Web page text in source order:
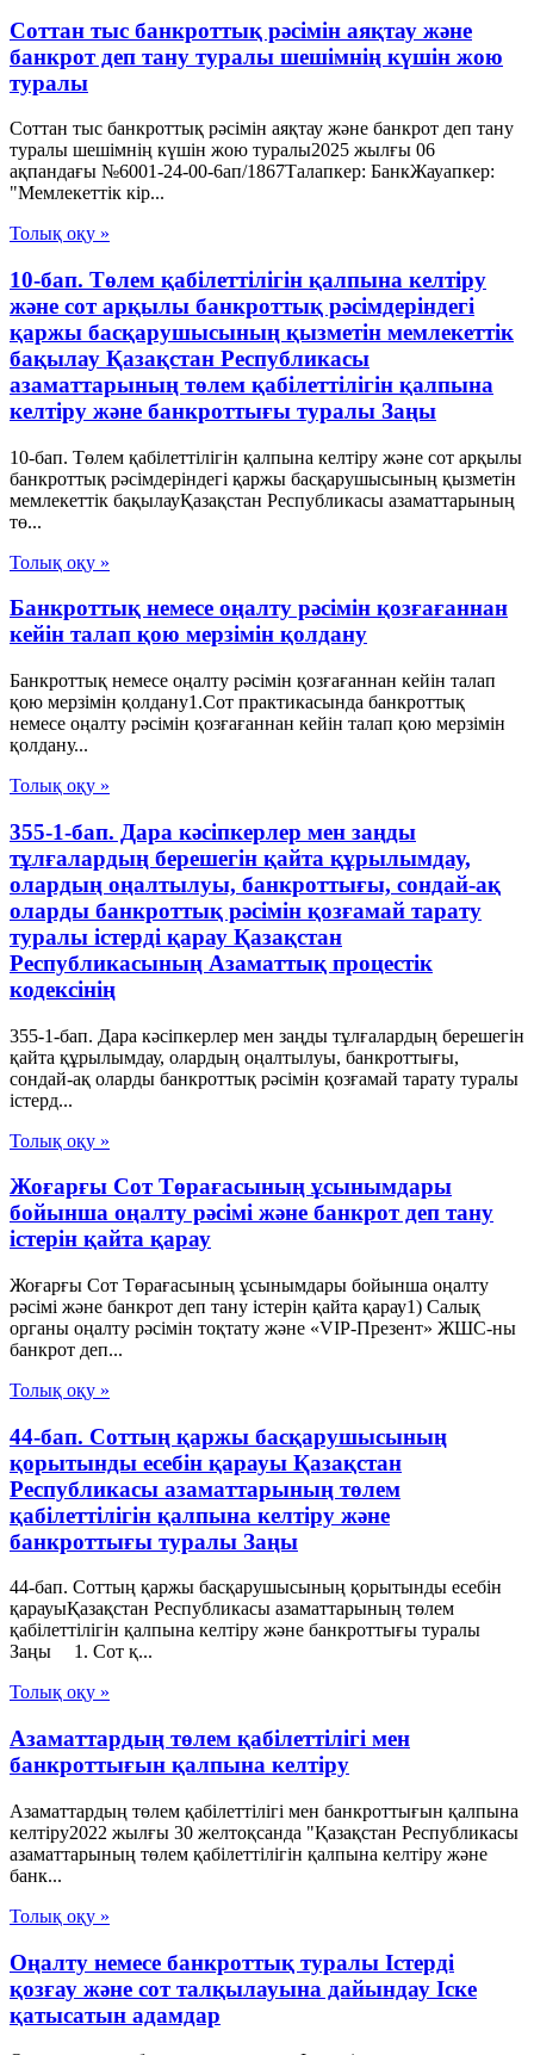
Соттан тыс банкроттық рәсімін аяқтау және
банкрот деп тану туралы шешімнің күшін жою
туралы
Соттан тыс банкроттық рәсімін аяқтау және банкрот деп тану
туралы шешімнің күшін жою туралы2025 жылғы 06
ақпандағы №6001-24-00-6ап/1867Талапкер: БанкЖауапкер:
"Мемлекеттік кір...
Толық оқу »
10-бап. Төлем қабілеттілігін қалпына келтіру
және сот арқылы банкроттық рәсімдеріндегі
қаржы басқарушысының қызметін мемлекеттік
бақылау Қазақстан Республикасы
азаматтарының төлем қабілеттілігін қалпына
келтіру және банкроттығы туралы Заңы
10-бап. Төлем қабілеттілігін қалпына келтіру және сот арқылы
банкроттық рәсімдеріндегі қаржы басқарушысының қызметін
мемлекеттік бақылауҚазақстан Республикасы азаматтарының
тө...
Толық оқу »
Банкроттық немесе оңалту рәсімін қозғағаннан
кейін талап қою мерзімін қолдану
Банкроттық немесе оңалту рәсімін қозғағаннан кейін талап
қою мерзімін қолдану1.Сот практикасында банкроттық
немесе оңалту рәсімін қозғағаннан кейін талап қою мерзімін
қолдану...
Толық оқу »
355-1-бап. Дара кәсіпкерлер мен заңды
тұлғалардың берешегін қайта құрылымдау,
олардың оңалтылуы, банкроттығы, сондай-ақ
оларды банкроттық рәсімін қозғамай тарату
туралы істерді қарау Қазақстан
Республикасының Азаматтық процестік
кодексінің
355-1-бап. Дара кәсіпкерлер мен заңды тұлғалардың берешегін
қайта құрылымдау, олардың оңалтылуы, банкроттығы,
сондай-ақ оларды банкроттық рәсімін қозғамай тарату туралы
істерд...
Толық оқу »
Жоғарғы Сот Төрағасының ұсынымдары
бойынша оңалту рәсімі және банкрот деп тану
істерін қайта қарау
Жоғарғы Сот Төрағасының ұсынымдары бойынша оңалту
рәсімі және банкрот деп тану істерін қайта қарау1) Салық
органы оңалту рәсімін тоқтату және «VIP-Презент» ЖШС-ны
банкрот деп...
Толық оқу »
44-бап. Соттың қаржы басқарушысының
қорытынды есебін қарауы Қазақстан
Республикасы азаматтарының төлем
қабілеттілігін қалпына келтіру және
банкроттығы туралы Заңы
44-бап. Соттың қаржы басқарушысының қорытынды есебін
қарауыҚазақстан Республикасы азаматтарының төлем
қабілеттілігін қалпына келтіру және банкроттығы туралы
Заңы 1. Сот қ...
Толық оқу »
Азаматтардың төлем қабілеттілігі мен
банкроттығын қалпына келтіру
Азаматтардың төлем қабілеттілігі мен банкроттығын қалпына
келтіру2022 жылғы 30 желтоқсанда "Қазақстан Республикасы
азаматтарының төлем қабілеттілігін қалпына келтіру және
банк...
Толық оқу »
Оңалту немесе банкроттық туралы Істерді
қозғау және сот талқылауына дайындау Іске
қатысатын адамдар